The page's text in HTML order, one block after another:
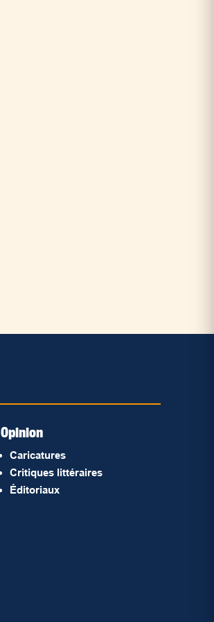
Opinion
Caricatures
Critiques littéraires
Éditoriaux